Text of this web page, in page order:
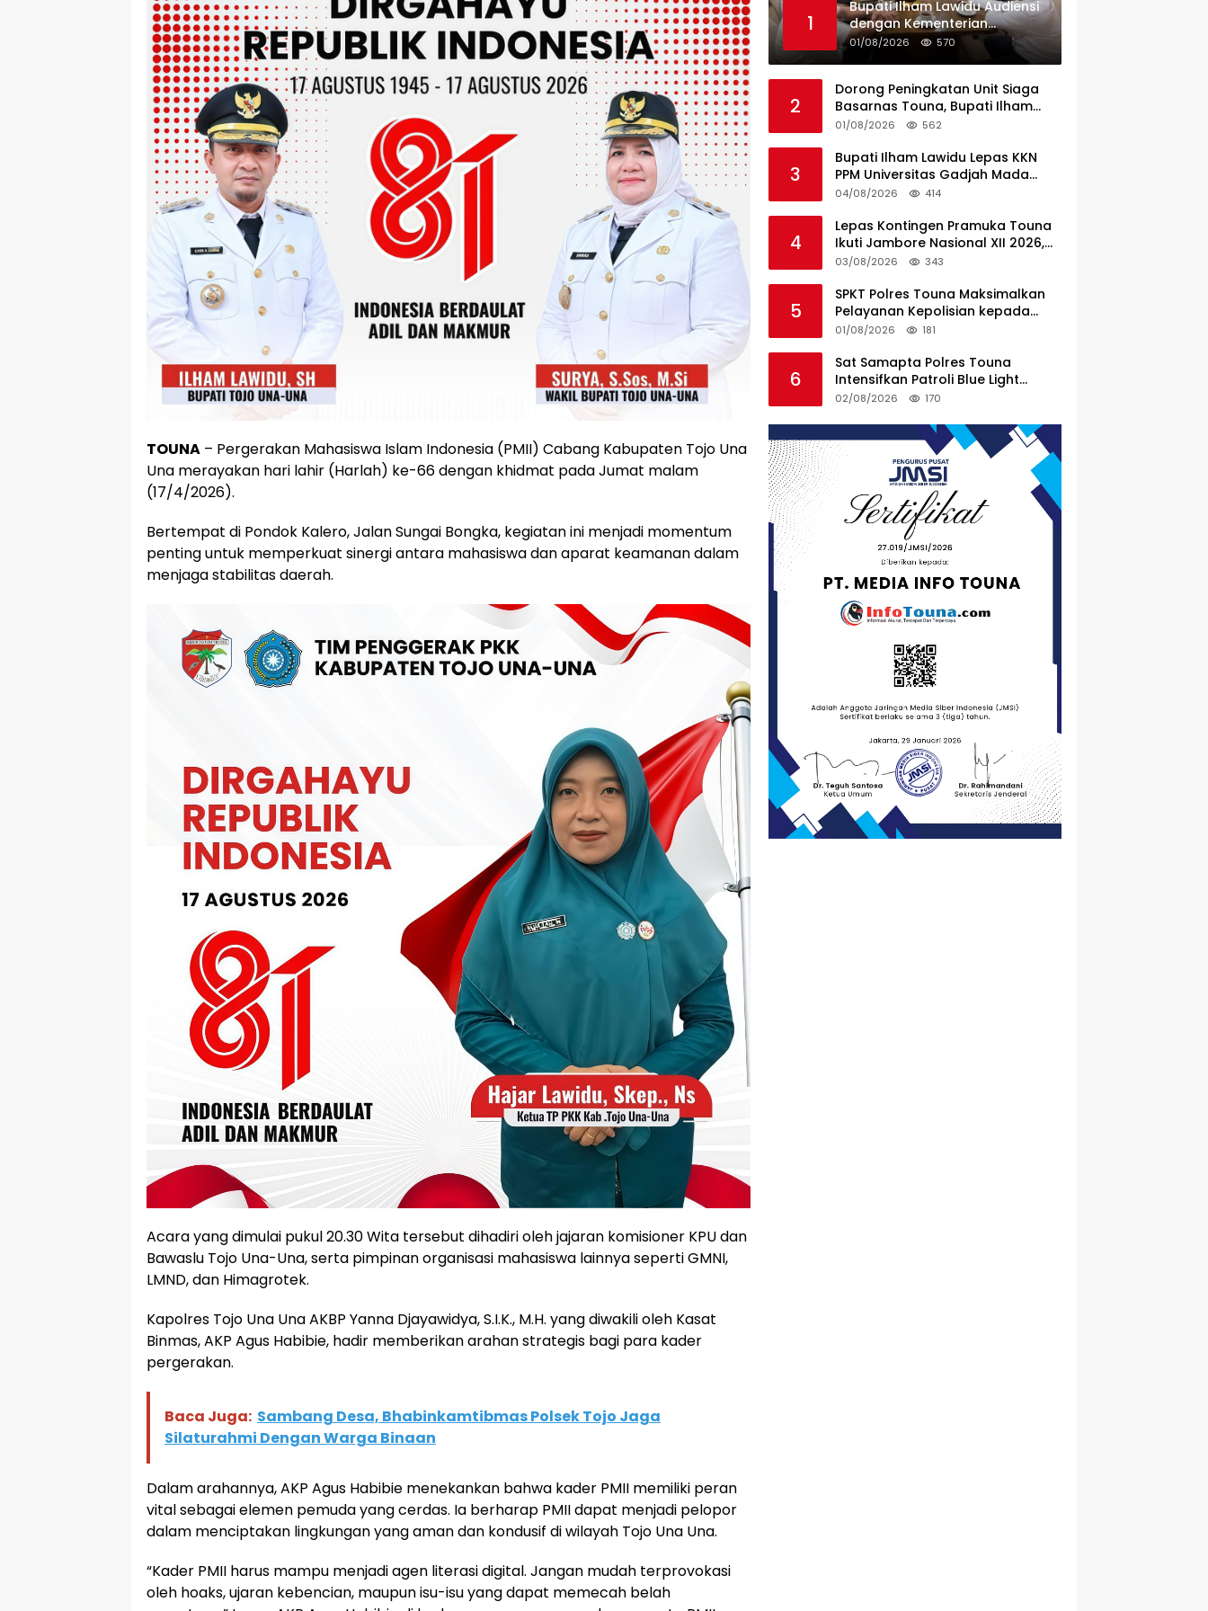
TOUNA – Pergerakan Mahasiswa Islam Indonesia (PMII) Cabang Kabupaten Tojo Una
Una merayakan hari lahir (Harlah) ke-66 dengan khidmat pada Jumat malam
(17/4/2026).
Bertempat di Pondok Kalero, Jalan Sungai Bongka, kegiatan ini menjadi momentum
penting untuk memperkuat sinergi antara mahasiswa dan aparat keamanan dalam
menjaga stabilitas daerah.
Acara yang dimulai pukul 20.30 Wita tersebut dihadiri oleh jajaran komisioner KPU dan
Bawaslu Tojo Una-Una, serta pimpinan organisasi mahasiswa lainnya seperti GMNI,
LMND, dan Himagrotek.
Kapolres Tojo Una Una AKBP Yanna Djayawidya, S.I.K., M.H. yang diwakili oleh Kasat
Binmas, AKP Agus Habibie, hadir memberikan arahan strategis bagi para kader
pergerakan.
Baca Juga: Sambang Desa, Bhabinkamtibmas Polsek Tojo Jaga
Silaturahmi Dengan Warga Binaan
Dalam arahannya, AKP Agus Habibie menekankan bahwa kader PMII memiliki peran
vital sebagai elemen pemuda yang cerdas. Ia berharap PMII dapat menjadi pelopor
dalam menciptakan lingkungan yang aman dan kondusif di wilayah Tojo Una Una.
“Kader PMII harus mampu menjadi agen literasi digital. Jangan mudah terprovokasi
oleh hoaks, ujaran kebencian, maupun isu-isu yang dapat memecah belah
1
Bupati Ilham Lawidu Audiensi
dengan Kementerian
Perhubungan Bahas Rencana
Pembangunan Pelabuhan
01/08/2026 570
2
Dorong Peningkatan Unit Siaga
Basarnas Touna, Bupati Ilham
Lawidu Audiensi dengan Basarnas
01/08/2026 562
3
Bupati Ilham Lawidu Lepas KKN
PPM Universitas Gadjah Mada
Periode II Bertugas di Togean
04/08/2026 414
4
Lepas Kontingen Pramuka Touna
Ikuti Jambore Nasional XII 2026,
Ini Pesan Wabup Surya
03/08/2026 343
5
SPKT Polres Touna Maksimalkan
Pelayanan Kepolisian kepada
Masyarakat
01/08/2026 181
6
Sat Samapta Polres Touna
Intensifkan Patroli Blue Light
Cegah Kejahatan
02/08/2026 170